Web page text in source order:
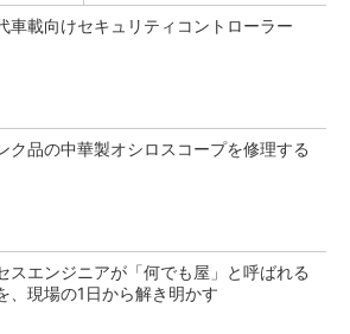
車載向けセキュリティコントローラー
ク品の中華製オシロスコープを修理する
スエンジニアが「何でも屋」と呼ばれる
、現場の1日から解き明かす